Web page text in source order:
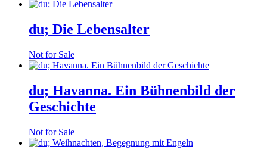
du; Die Lebensalter
Not for Sale
du; Havanna. Ein Bühnenbild der
Geschichte
Not for Sale